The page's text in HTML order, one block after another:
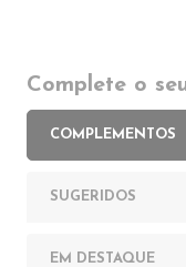
Complete o
COMPLEMENTOS
SUGERIDOS
EM DESTAQUE